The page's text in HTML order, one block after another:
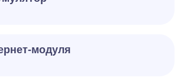
модуля